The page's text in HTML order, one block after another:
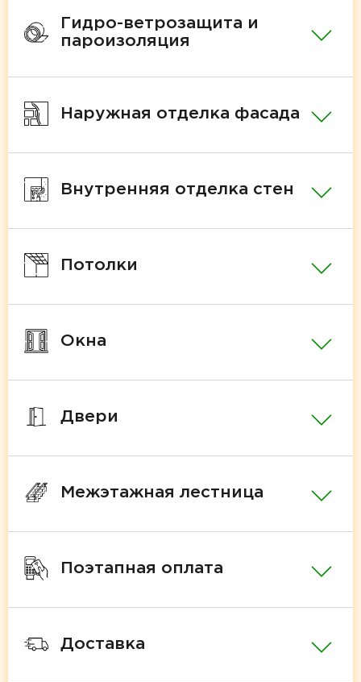
Гидро-ветрозащита и
пароизоляция
Наружная отделка фасада
Внутренняя отделка стен
Потолки
Окна
Двери
Межэтажная лестница
Поэтапная оплата
Доставка